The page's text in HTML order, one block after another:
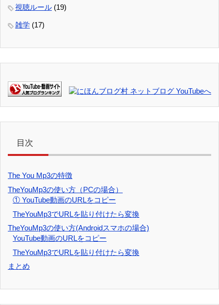
視聴ルール (19)
雑学 (17)
目次
The You Mp3の特徴
TheYouMp3の使い方（PCの場合）
① YouTube動画のURLをコピー
TheYouMp3でURLを貼り付けたら変換
TheYouMp3の使い方(Androidスマホの場合)
YouTube動画のURLをコピー
TheYouMp3でURLを貼り付けたら変換
まとめ